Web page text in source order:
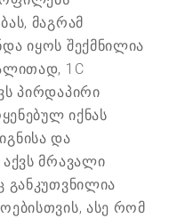
მაგრამ
იყოს შექმნილია
1C
პირდაპირი
იქნას
და
მრავალი
განკუთვნილია
ასე რომ